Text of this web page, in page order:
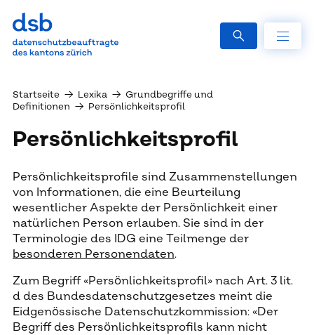
Startseite → Lexika → Grundbegriffe und
Definitionen → Persönlichkeitsprofil
Persönlichkeitsprofil
Persönlichkeitsprofile sind Zusammenstellungen
von Informationen, die eine Beurteilung
wesentlicher Aspekte der Persönlichkeit einer
natürlichen Person erlauben. Sie sind in der
Terminologie des IDG eine Teilmenge der
besonderen Personendaten.
Zum Begriff «Persönlichkeitsprofil» nach Art. 3 lit.
d des Bundesdatenschutzgesetzes meint die
Eidgenössische Datenschutzkommission: «Der
Begriff des Persönlichkeitsprofils kann nicht